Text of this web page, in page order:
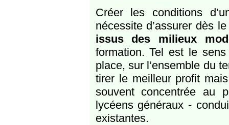
Créer les conditions
nécessite d’assurer dès
issus des milieux
formation. Tel est le
place, sur l’ensemble du
tirer le meilleur profit
souvent concentrée au
lycéens généraux -
existantes.